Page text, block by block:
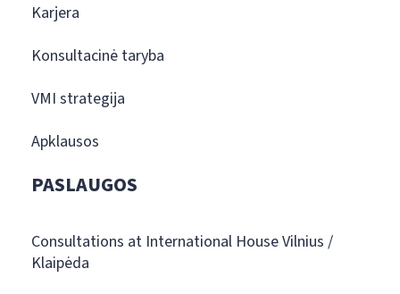
Karjera
Konsultacinė taryba
VMI strategija
Apklausos
PASLAUGOS
Consultations at International House Vilnius /
Klaipėda